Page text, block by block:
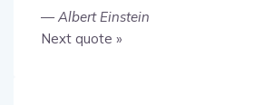
—Albert Einstein
Next quote »